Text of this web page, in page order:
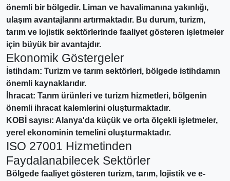
önemli bir bölgedir. Liman ve havalimanına yakınlığı,
ulaşım avantajlarını artırmaktadır. Bu durum, turizm,
tarım ve lojistik sektörlerinde faaliyet gösteren işletmeler
için büyük bir avantajdır.
Ekonomik Göstergeler
İstihdam: Turizm ve tarım sektörleri, bölgede istihdamın
önemli kaynaklarıdır.
İhracat: Tarım ürünleri ve turizm hizmetleri, bölgenin
önemli ihracat kalemlerini oluşturmaktadır.
KOBİ sayısı: Alanya'da küçük ve orta ölçekli işletmeler,
yerel ekonominin temelini oluşturmaktadır.
ISO 27001 Hizmetinden
Faydalanabilecek Sektörler
Bölgede faaliyet gösteren turizm, tarım, lojistik ve e-